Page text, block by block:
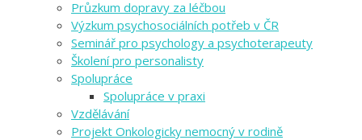
Průzkum dopravy za léčbou
Výzkum psychosociálních potřeb v ČR
Seminář pro psychology a psychoterapeuty
Školení pro personalisty
Spolupráce
Spolupráce v praxi
Vzdělávání
Projekt Onkologicky nemocný v rodině